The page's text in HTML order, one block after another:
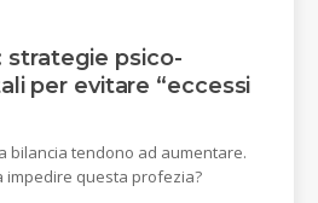
strategie psico-
per evitare “eccessi
bilancia tendono ad aumentare.
impedire questa profezia?